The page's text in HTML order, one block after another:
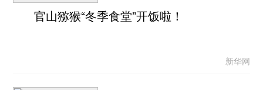
官山猕猴“冬季食堂”开饭啦！
新华网